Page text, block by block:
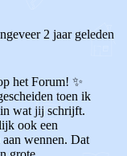
2 jaar geleden
het Forum! ✨
toen ik
wat jij schrijft.
ook een
wennen. Dat